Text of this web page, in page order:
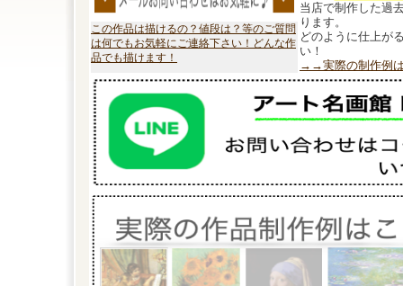
この作品は描けるの？値段は？等のご質問
は何でもお気軽にご連絡下さい！どんな作
品でも描けます！
当店で制作した過
ります。
どのように仕上が
い！
→→実際の制作例